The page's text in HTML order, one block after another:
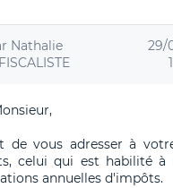
Nathalie
29/
de vous adresser à
celui qui est habilité à
annuelles d'impôts.